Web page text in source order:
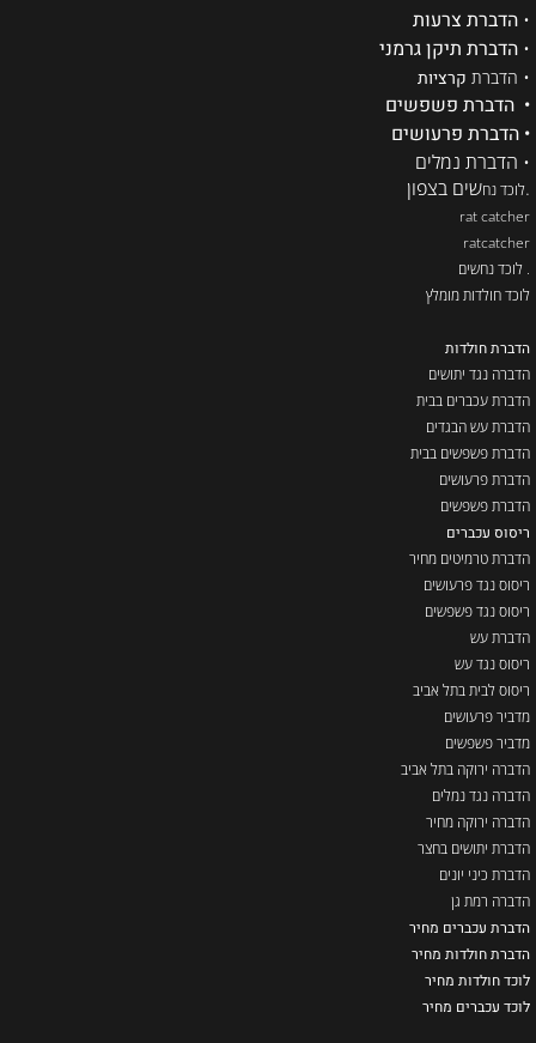
• הדברת צרעות
• הדברת תיקן גרמני
• הדברת קרציות
• הדברת פשפשים
• הדברת פרעושים
• הדברת נמלים
.לוכד נחשים בצפון
rat catcher
ratcatcher
. לוכד נחשים
לוכד חולדות מומלץ
הדברת חולדות
הדברה נגד יתושים
הדברת עכברים בבית
הדברת עש הבגדים
הדברת פשפשים בבית
הדברת פרעושים
הדברת פשפשים
ריסוס עכברים
הדברת טרמיטים מחיר
ריסוס נגד פרעושים
ריסוס נגד פשפשים
הדברת עש
ריסוס נגד עש
ריסוס לבית בתל אביב
מדביר פרעושים
מדביר פשפשים
הדברה ירוקה בתל אביב
הדברה נגד נמלים
הדברה ירוקה מחיר
הדברת יתושים בחצר
הדברת כיני יונים
הדברה רמת גן
הדברת עכברים מחיר
הדברת חולדות מחיר
לוכד חולדות מחיר
לוכד עכברים מחיר